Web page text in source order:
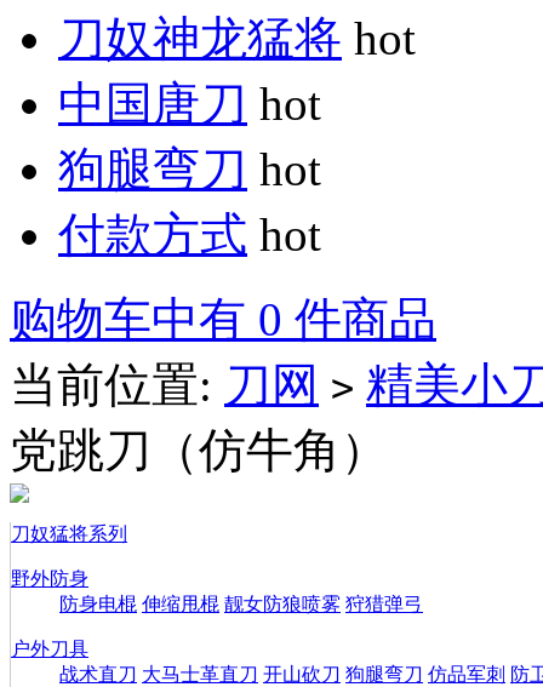
刀奴神龙猛将 hot
中国唐刀 hot
狗腿弯刀 hot
付款方式 hot
购物车中有 0 件商品
当前位置: 刀网 > 精美小
党跳刀（仿牛角）
刀奴猛将系列
野外防身
防身电棍 伸缩甩棍 靓女防狼喷雾 狩猎弹弓
户外刀具
战术直刀 大马士革直刀 开山砍刀 狗腿弯刀 仿品军刺 防